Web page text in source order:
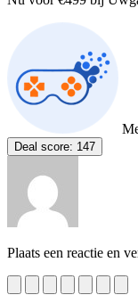
Deal score: 147
Plaats een reactie en